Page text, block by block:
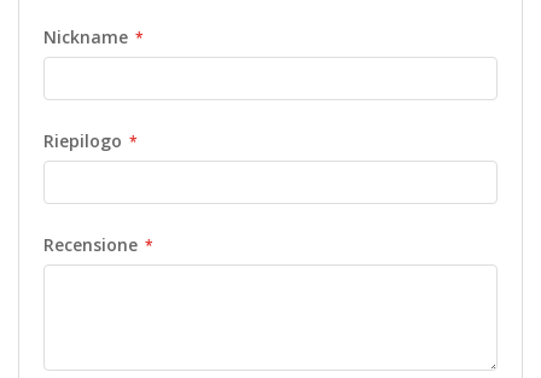
Nickname
Riepilogo
Recensione